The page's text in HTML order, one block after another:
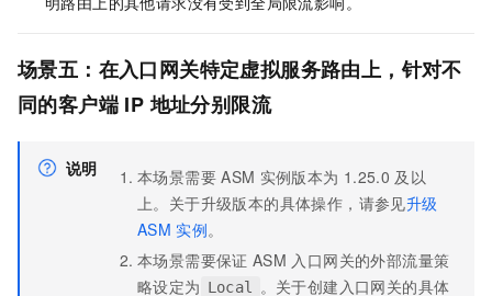
场景五：在入口网关特定虚拟服务路由上，针对不
同的客户端 IP 地址分别限流
说明 本场景需要 ASM 实例版本为 1.25.0 及以
上。关于升级版本的具体操作，请参见升级
ASM 实例。
本场景需要保证 ASM 入口网关的外部流量策
略设定为 Local 。关于创建入口网关的具体